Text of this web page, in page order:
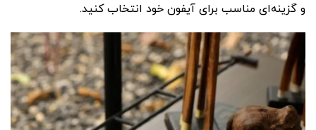
و گزینه‌ای مناسب برای آیفون خود انتخاب کنید.